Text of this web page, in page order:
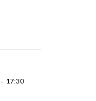
- 17:30